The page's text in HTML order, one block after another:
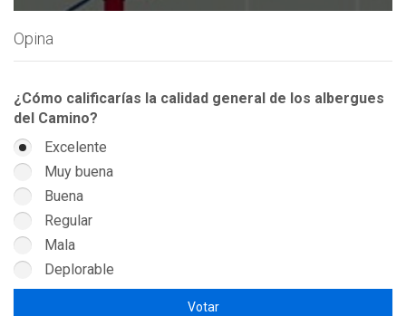
Opina
¿Cómo calificarías la calidad general de los albergues
del Camino?
Excelente
Muy buena
Buena
Regular
Mala
Deplorable